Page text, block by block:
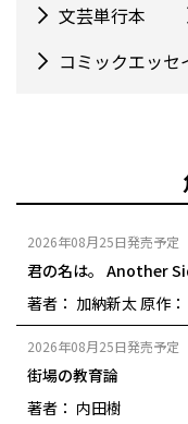
文芸単行本
コミックエッセ
2026年08月25日発売予定
君の名は。 Another
著者： 加納新太 原作
2026年08月25日発売予定
街場の教育論
著者： 内田樹